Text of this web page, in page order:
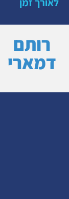
רותם
דמארי